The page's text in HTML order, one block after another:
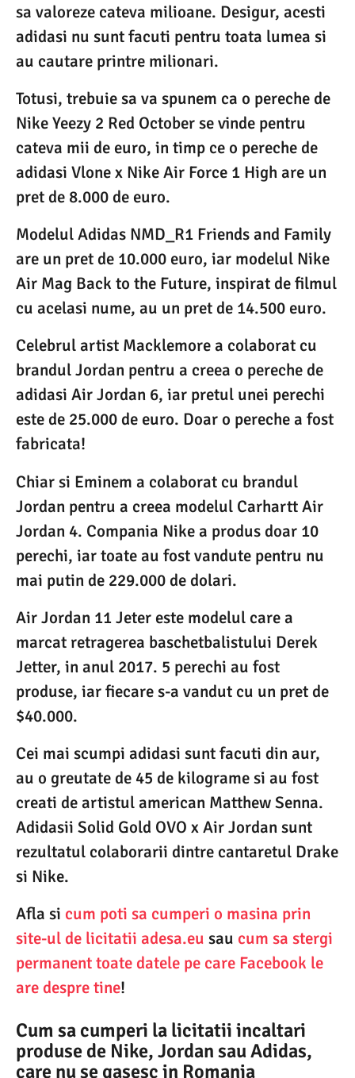
sa valoreze cateva milioane. Desigur, acesti
adidasi nu sunt facuti pentru toata lumea si
au cautare printre milionari.
Totusi, trebuie sa va spunem ca o pereche de
Nike Yeezy 2 Red October se vinde pentru
cateva mii de euro, in timp ce o pereche de
adidasi Vlone x Nike Air Force 1 High are un
pret de 8.000 de euro.
Modelul Adidas NMD_R1 Friends and Family
are un pret de 10.000 euro, iar modelul Nike
Air Mag Back to the Future, inspirat de filmul
cu acelasi nume, au un pret de 14.500 euro.
Celebrul artist Macklemore a colaborat cu
brandul Jordan pentru a creea o pereche de
adidasi Air Jordan 6, iar pretul unei perechi
este de 25.000 de euro. Doar o pereche a fost
fabricata!
Chiar si Eminem a colaborat cu brandul
Jordan pentru a creea modelul Carhartt Air
Jordan 4. Compania Nike a produs doar 10
perechi, iar toate au fost vandute pentru nu
mai putin de 229.000 de dolari.
Air Jordan 11 Jeter este modelul care a
marcat retragerea baschetbalistului Derek
Jetter, in anul 2017. 5 perechi au fost
produse, iar fiecare s-a vandut cu un pret de
$40.000.
Cei mai scumpi adidasi sunt facuti din aur,
au o greutate de 45 de kilograme si au fost
creati de artistul american Matthew Senna.
Adidasii Solid Gold OVO x Air Jordan sunt
rezultatul colaborarii dintre cantaretul Drake
si Nike.
Afla si cum poti sa cumperi o masina prin
site-ul de licitatii adesa.eu sau cum sa stergi
permanent toate datele pe care Facebook le
are despre tine!
Cum sa cumperi la licitatii incaltari
produse de Nike, Jordan sau Adidas,
care nu se gasesc in Romania